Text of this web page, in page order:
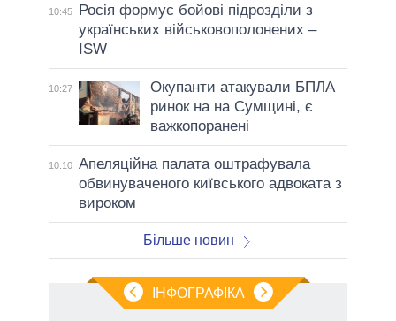
10:45
Росія формує бойові підрозділи з
українських військовополонених –
ISW
10:27
Окупанти атакували БПЛА
ринок на на Сумщині, є
важкопоранені
10:10 Апеляційна палата оштрафувала
обвинуваченого київського адвоката з
вироком
Більше новин
ІНФОГРАФІКА